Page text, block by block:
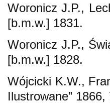
Woronicz J.P.,
[b.m.w.] 1831.
Woronicz J.P.,
[b.m.w.] 1828.
Wójcicki K.W.,
Ilustrowane” 1866,